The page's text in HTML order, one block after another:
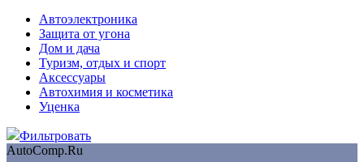
Автоэлектроника
Защита от угона
Дом и дача
Туризм, отдых и спорт
Аксессуары
Автохимия и косметика
Уценка
Фильтровать
AutoComp.Ru